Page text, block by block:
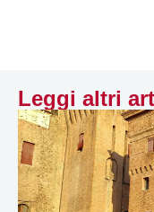
Leggi altri